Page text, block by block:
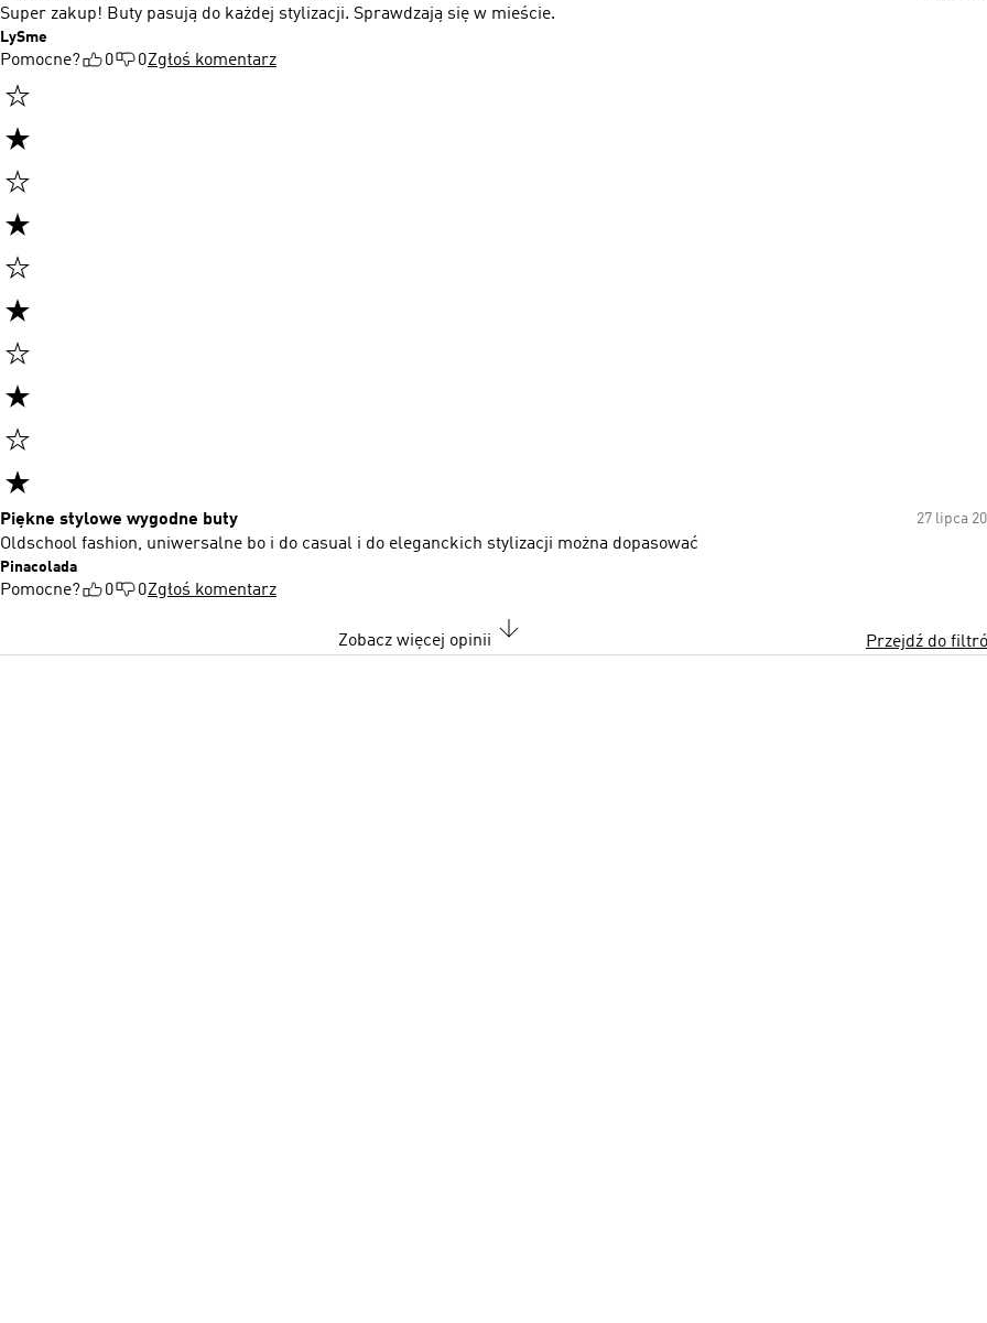
Super zakup! Buty pasują do każdej stylizacji. Sprawdzają się w mieście.
LySme
Pomocne? 0 0Zgłoś komentarz
27 lipca
Piękne stylowe wygodne buty
Oldschool fashion, uniwersalne bo i do casual i do eleganckich stylizacji można dopasować
Pinacolada
Pomocne? 0 0Zgłoś komentarz
Zobacz więcej opinii Przejdź do